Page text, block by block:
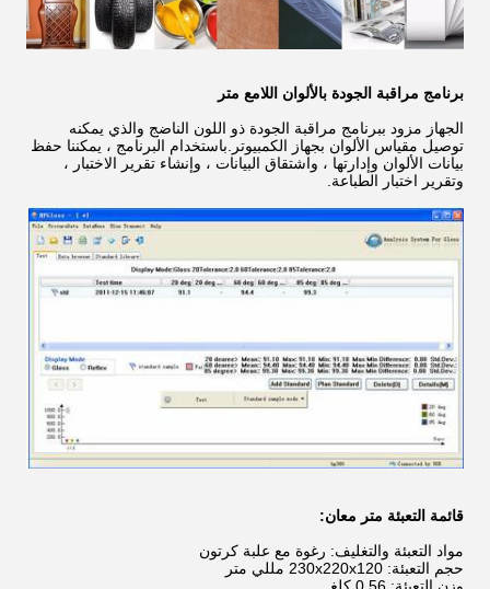
برنامج مراقبة الجودة بالألوان اللامع متر
الجهاز مزود ببرنامج مراقبة الجودة ذو اللون الناضج والذي يمكنه
توصيل مقياس الألوان بجهاز الكمبيوتر.باستخدام البرنامج ، يمكننا حفظ
بيانات الألوان وإدارتها ، واشتقاق البيانات ، وإنشاء تقرير الاختبار ،
وتقرير اختبار الطباعة.
قائمة التعبئة متر معان:
مواد التعبئة والتغليف: رغوة مع علبة كرتون
حجم التعبئة: 230x220x120 مللي متر